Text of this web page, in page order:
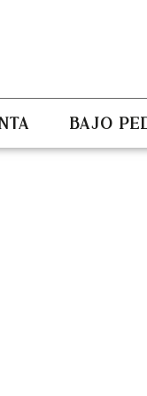
BAJO